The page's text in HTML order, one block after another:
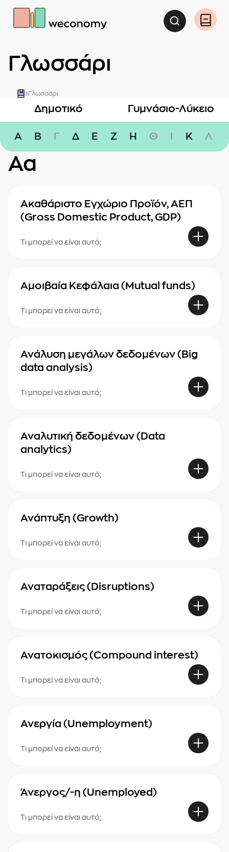
Γλωσσάρι
Γλωσσάρι
Δημοτικό Γυμνάσιο-Λύκειο
Α Β Γ Δ Ε Ζ Η Θ Κ Λ
Αα
Ακαθάριστο Εγχώριο Προϊόν, ΑΕΠ
(Gross Domestic Product, GDP)
Τι μπορεί να είναι αυτό;
Αμοιβαία Κεφάλαια (Mutual funds)
Τι μπορεί να είναι αυτό;
Ανάλυση μεγάλων δεδομένων (Big
data analysis)
Τι μπορεί να είναι αυτό;
Αναλυτική δεδομένων (Data
analytics)
Τι μπορεί να είναι αυτό;
Ανάπτυξη (Growth)
Τι μπορεί να είναι αυτό;
Αναταράξεις (Disruptions)
Τι μπορεί να είναι αυτό;
Ανατοκισμός (Compound interest)
Τι μπορεί να είναι αυτό;
Ανεργία (Unemployment)
Τι μπορεί να είναι αυτό;
Άνεργος/-η (Unemployed)
Τι μπορεί να είναι αυτό;